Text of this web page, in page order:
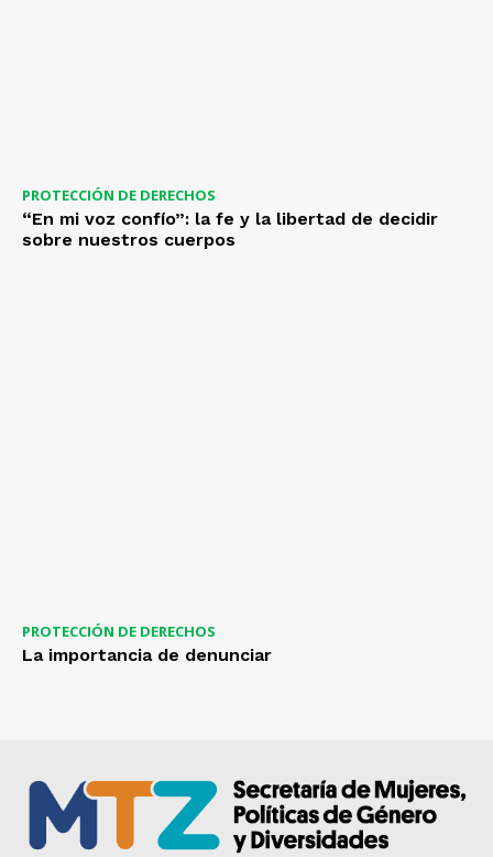
PROTECCIÓN DE DERECHOS
“En mi voz confío”: la fe y la libertad de decidir
sobre nuestros cuerpos
PROTECCIÓN DE DERECHOS
La importancia de denunciar